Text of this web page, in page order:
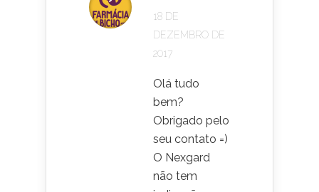
18 DE
DEZEMBRO DE
2017
Olá tudo
bem?
Obrigado pelo
seu contato =)
O Nexgard
não tem